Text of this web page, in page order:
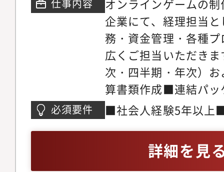
仕事内容
オンラインゲームの
企業にて、経理担当
務・資金管理・各種
広くご担当いただき
次・四半期・年次）
算書類作成■連結パ
サポートおよび税務
および現業部門サポ
（業務改善・制度対
必須要件
■社会人経験5年以上
チームマネジメント
ル■英語スキル（英
詳細を見